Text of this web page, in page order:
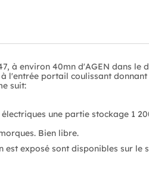
à environ 40mn d'AGEN dans
l'entrée portail coulissant donnant
suit:
une partie stockage 1
Bien libre.
exposé sont disponibles sur le